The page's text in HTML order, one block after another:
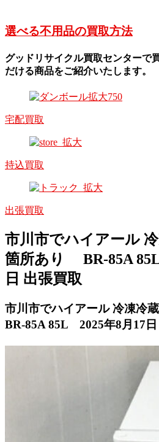
選べる不用品の買取方法
グッドリサイクル買取センターで
だける商品をご紹介いたします。
宅配買取
持込買取
出張買取
市川市でハイアール
箇所あり BR-85A
日 出張買取
市川市でハイアール 冷凍
BR-85A 85L 2025年8月17